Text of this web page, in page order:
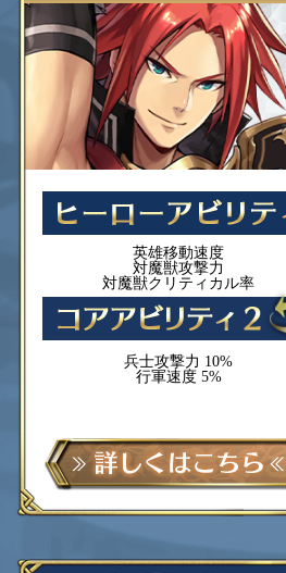
英雄移動速度
対魔獣攻撃力
対魔獣クリティカル率
兵士攻撃力 10%
行軍速度 5%